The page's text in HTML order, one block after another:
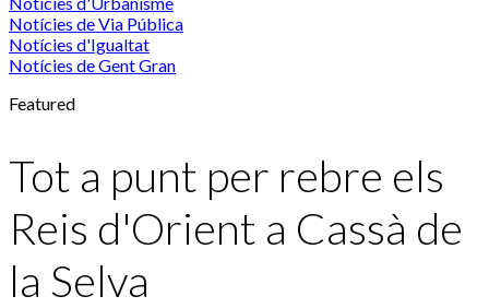
Notícies de Via Pública
Notícies d'Igualtat
Notícies de Gent Gran
Featured
Tot a punt per rebre els
Reis d'Orient a Cassà de
la Selva